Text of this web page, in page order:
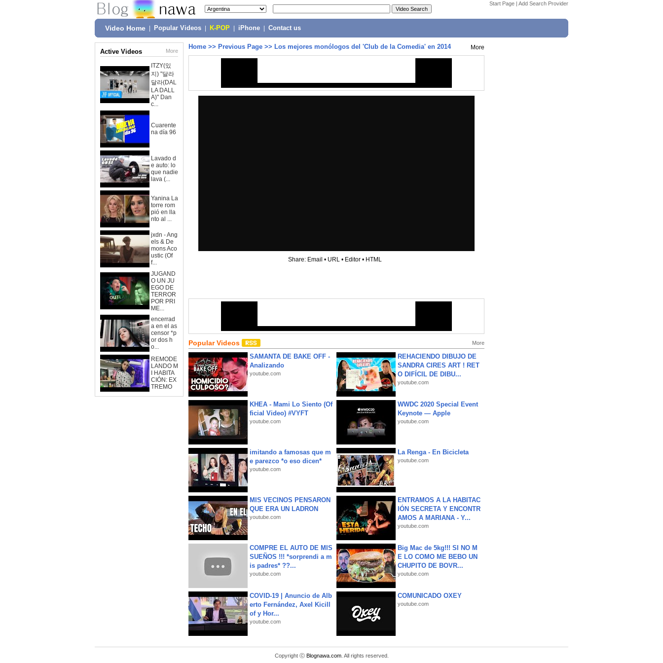
Start Page | Add Search Provider
Video Home Popular Videos K-POP iPhone Contact us
Active Videos More
ITZY(있
지) "달라
달라(DAL
LA DALL
A)" Dan
c...
Cuarente
na día 96
Lavado d
e auto: lo
que nadie
lava (...
Yanina La
torre rom
pió en lla
nto al ...
jxdn - Ang
els & De
mons Aco
ustic (Of
f...
JUGAND
O UN JU
EGO DE
TERROR
POR PRI
ME...
encerrad
a en el as
censor *p
or dos h
o...
REMODE
LANDO M
I HABITA
CIÓN: EX
TREMO
Home >> Previous Page >> Los mejores monólogos del 'Club de la Comedia' en 2014 More
Share: Email • URL • Editor • HTML
Popular Videos More
SAMANTA DE BAKE OFF -
Analizando
youtube.com
REHACIENDO DIBUJO DE
SANDRA CIRES ART ! RET
O DIFÍCIL DE DIBU...
youtube.com
KHEA - Mami Lo Siento (Of
ficial Video) #VYFT
youtube.com
WWDC 2020 Special Event
Keynote — Apple
youtube.com
imitando a famosas que m
e parezco *o eso dicen*
youtube.com
La Renga - En Bicicleta
youtube.com
MIS VECINOS PENSARON
QUE ERA UN LADRON
youtube.com
ENTRAMOS A LA HABITAC
IÓN SECRETA Y ENCONTR
AMOS A MARIANA - Y...
youtube.com
COMPRE EL AUTO DE MIS
SUEÑOS !!! *sorprendi a m
is padres* ??...
youtube.com
Big Mac de 5kg!!! SI NO M
E LO COMO ME BEBO UN
CHUPITO DE BOVR...
youtube.com
COVID-19 | Anuncio de Alb
erto Fernández, Axel Kicill
of y Hor...
youtube.com
COMUNICADO OXEY
youtube.com
Copyright ⓒ Blognawa.com. All rights reserved.